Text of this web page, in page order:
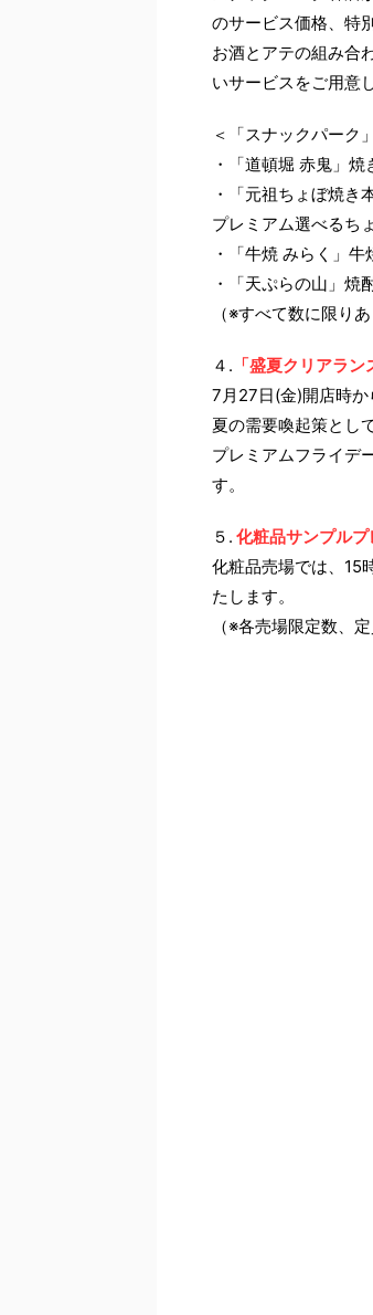
のサービス価格、特
お酒とアテの組み合
いサービスをご用意
＜「スナックパーク
・「道頓堀 赤鬼」
・「元祖ちょぼ焼き
プレミアム選べるち
・「牛焼 みらく」
・「天ぷらの山」焼
（※すべて数に限りあ
４. 「盛夏クリアラン
7月27日(金)開店時か
夏の需要喚起策とし
プレミアムフライデ
す。
５. 化粧品サンプル
化粧品売場では、15
たします。
（※各売場限定数、